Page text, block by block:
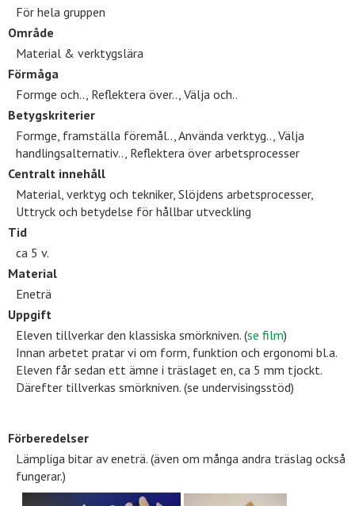
För hela gruppen
Område
Material & verktygslära
Förmåga
Formge och.., Reflektera över.., Välja och..
Betygskriterier
Formge, framställa föremål.., Använda verktyg.., Välja
handlingsalternativ.., Reflektera över arbetsprocesser
Centralt innehåll
Material, verktyg och tekniker, Slöjdens arbetsprocesser,
Uttryck och betydelse för hållbar utveckling
Tid
ca 5 v.
Material
Eneträ
Uppgift
Eleven tillverkar den klassiska smörkniven. (se film)
Innan arbetet pratar vi om form, funktion och ergonomi bl.a.
Eleven får sedan ett ämne i träslaget en, ca 5 mm tjockt.
Därefter tillverkas smörkniven. (se undervisingsstöd)
Förberedelser
Lämpliga bitar av eneträ. (även om många andra träslag också
fungerar.)